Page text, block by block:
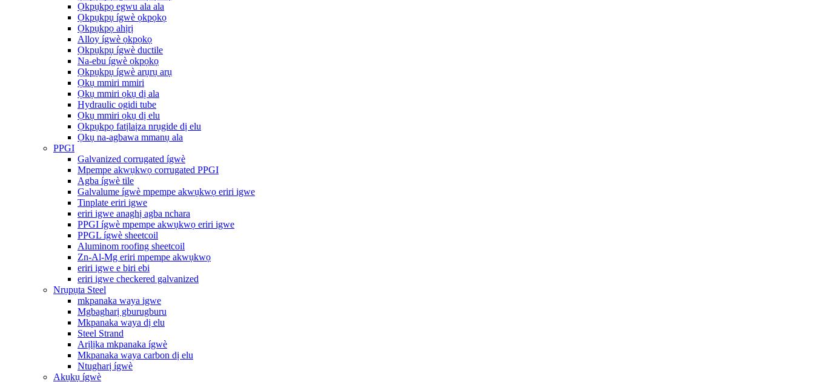
Ọkpụkpọ egwu ala ala
Ọkpụkpụ ígwè ọkpọkọ
Ọkpụkpọ ahịrị
Alloy ígwè ọkpọkọ
Ọkpụkpụ ígwè ductile
Na-ebu ígwè ọkpọkọ
Ọkpụkpụ ígwè arụrụ arụ
Ọkụ mmiri mmiri
Ọkụ mmiri ọkụ dị ala
Hydraulic ogidi tube
Ọkụ mmiri ọkụ dị elu
Ọkpụkpọ fatịlaịza nrụgide dị elu
Ọkụ na-agbawa mmanụ ala
PPGI
Galvanized corrugated ígwè
Mpempe akwụkwọ corrugated PPGI
Agba ígwè tile
Galvalume ígwè mpempe akwụkwọ eriri igwe
Tinplate eriri igwe
eriri igwe anaghị agba nchara
PPGI ígwè mpempe akwụkwọ eriri igwe
PPGL ígwè sheetcoil
Aluminom roofing sheetcoil
Zn-Al-Mg eriri mpempe akwụkwọ
eriri igwe e biri ebi
eriri igwe checkered galvanized
Nrụpụta Steel
mkpanaka waya igwe
Mgbagharị gburugburu
Mkpanaka waya dị elu
Steel Strand
Arịlịka mkpanaka ígwè
Mkpanaka waya carbon dị elu
Ntugharị ígwè
Akụkụ ígwè